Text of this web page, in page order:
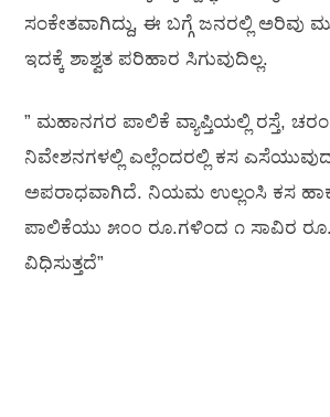
ಸಂಕೇತವಾಗಿದ್ದು, ಈ ಬಗ್ಗೆ ಜನರಲ್ಲಿ ಅರಿವು
ಇದಕ್ಕೆ ಶಾಶ್ವತ ಪರಿಹಾರ ಸಿಗುವುದಿಲ್ಲ.
” ಮಹಾನಗರ ಪಾಲಿಕೆ ವ್ಯಾಪ್ತಿಯಲ್ಲಿ ರಸ್ತೆ,
ನಿವೇಶನಗಳಲ್ಲಿ ಎಲ್ಲೆಂದರಲ್ಲಿ ಕಸ
ಅಪರಾಧವಾಗಿದೆ. ನಿಯಮ ಉಲ್ಲಂಸಿ ಕಸ
ಪಾಲಿಕೆಯು ೫೦೦ ರೂ.ಗಳಿಂದ ೧ ಸಾವಿರ
ವಿಧಿಸುತ್ತದೆ”